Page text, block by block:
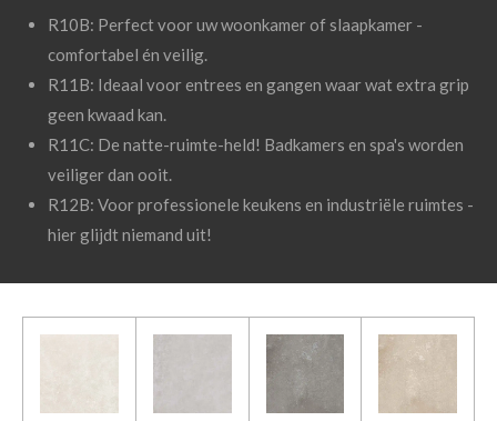
R10B: Perfect voor uw woonkamer of slaapkamer -
comfortabel én veilig.
R11B: Ideaal voor entrees en gangen waar wat extra grip
geen kwaad kan.
R11C: De natte-ruimte-held! Badkamers en spa's worden
veiliger dan ooit.
R12B: Voor professionele keukens en industriële ruimtes -
hier glijdt niemand uit!